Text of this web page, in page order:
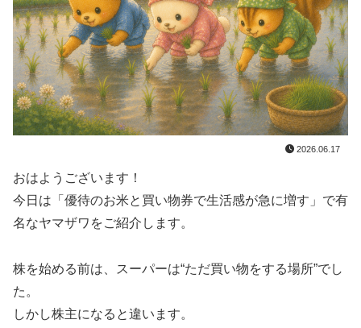
2026.06.17
おはようございます！
今日は「優待のお米と買い物券で生活感が急に増す」で有
名なヤマザワをご紹介します。
株を始める前は、スーパーは“ただ買い物をする場所”でし
た。
しかし株主になると違います。